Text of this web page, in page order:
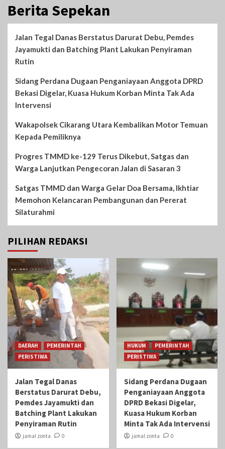
Berita Sepekan
Jalan Tegal Danas Berstatus Darurat Debu, Pemdes
Jayamukti dan Batching Plant Lakukan Penyiraman
Rutin
Sidang Perdana Dugaan Penganiayaan Anggota DPRD
Bekasi Digelar, Kuasa Hukum Korban Minta Tak Ada
Intervensi
Wakapolsek Cikarang Utara Kembalikan Motor Temuan
Kepada Pemiliknya
Progres TMMD ke-129 Terus Dikebut, Satgas dan
Warga Lanjutkan Pengecoran Jalan di Sasaran 3
Satgas TMMD dan Warga Gelar Doa Bersama, Ikhtiar
Memohon Kelancaran Pembangunan dan Pererat
Silaturahmi
PILIHAN REDAKSI
DAERAH
PEMERINTAH
PERISTIWA
Jalan Tegal Danas
Berstatus Darurat Debu,
Pemdes Jayamukti dan
Batching Plant Lakukan
Penyiraman Rutin
jamal zonta 0
HUKUM
PEMERINTAH
PERISTIWA
Sidang Perdana Dugaan
Penganiayaan Anggota
DPRD Bekasi Digelar,
Kuasa Hukum Korban
Minta Tak Ada Intervensi
jamal zonta 0